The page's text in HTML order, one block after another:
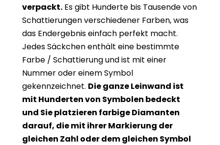
verpackt. Es gibt Hunderte bis Tausende von
Schattierungen verschiedener Farben, was
das Endergebnis einfach perfekt macht.
Jedes Säckchen enthält eine bestimmte
Farbe / Schattierung und ist mit einer
Nummer oder einem Symbol
gekennzeichnet. Die ganze Leinwand ist
mit Hunderten von Symbolen bedeckt
und Sie platzieren farbige Diamanten
darauf, die mit ihrer Markierung der
gleichen Zahl oder dem gleichen Symbol